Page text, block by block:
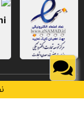
تمامی حقوق این وب